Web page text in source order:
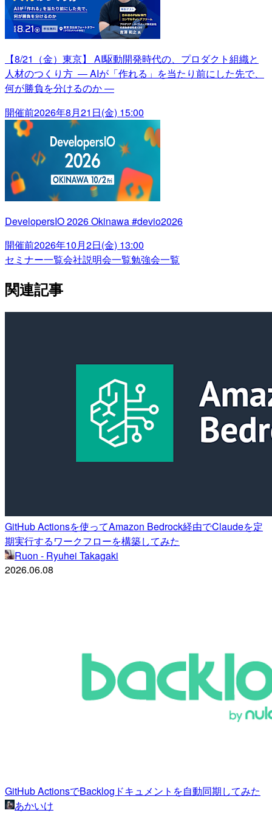
【8/21（金）東京】 AI駆動開発時代の、プロダクト組織と
人材のつくり方 ― AIが「作れる」を当たり前にした先で、
何が勝負を分けるのか ―
開催前2026年8月21日(金) 15:00
DevelopersIO 2026 Okinawa #devio2026
開催前2026年10月2日(金) 13:00
セミナー一覧会社説明会一覧勉強会一覧
関連記事
GitHub Actionsを使ってAmazon Bedrock経由でClaudeを定
期実行するワークフローを構築してみた
Ruon - Ryuhei Takagaki
2026.06.08
GitHub ActionsでBacklogドキュメントを自動同期してみた
あかいけ